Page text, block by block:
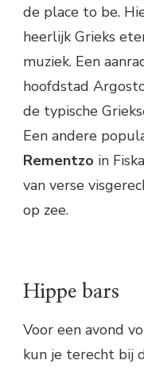
de place to be.
heerlijk Grieks
muziek. Een
hoofdstad
de typische
Een andere
Rementzo in
van verse
op zee.
Hippe bars
Voor een avond
kun je terecht bij